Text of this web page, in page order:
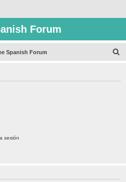
Forum
Spanish Forum
sesión